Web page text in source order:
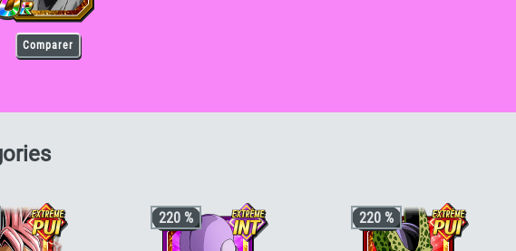
Comparer
pour Goku Black (Super Saiyan Rosé) [INT]
220 % 220 %